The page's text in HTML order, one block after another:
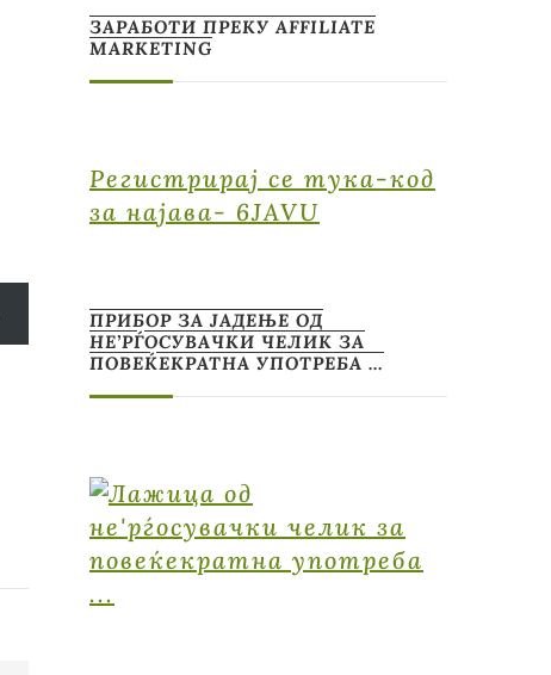
ЗАРАБОТИ ПРЕКУ AFFILIATE
MARKETING
Регистрирај се тука-код
за најава- 6JAVU
ПРИБОР ЗА ЈАДЕЊЕ ОД
НЕ’РЃОСУВАЧКИ ЧЕЛИК ЗА
ПОВЕЌЕКРАТНА УПОТРЕБА …